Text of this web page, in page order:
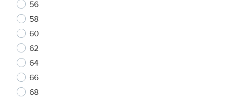
56
58
60
62
64
66
68